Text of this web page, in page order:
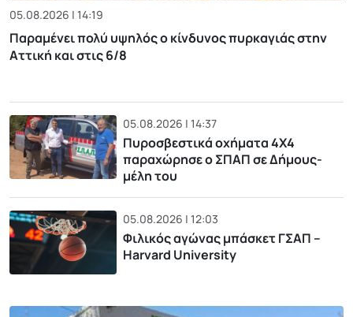
05.08.2026 | 14:19
Παραμένει πολύ υψηλός ο κίνδυνος πυρκαγιάς στην
Αττική και στις 6/8
05.08.2026 | 14:37
Πυροσβεστικά οχήματα 4Χ4
παραχώρησε ο ΣΠΑΠ σε Δήμους-
μέλη του
05.08.2026 | 12:03
Φιλικός αγώνας μπάσκετ ΓΣΑΠ –
Harvard University